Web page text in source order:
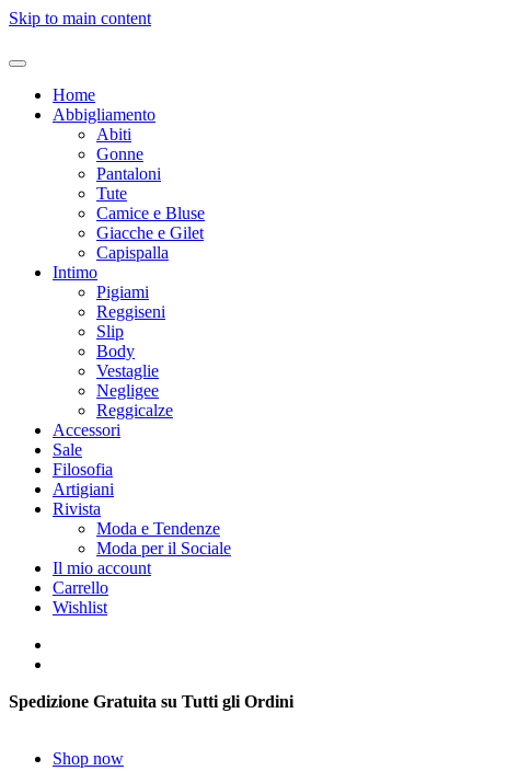
Skip to main content
Home
Abbigliamento
Abiti
Gonne
Pantaloni
Tute
Camice e Bluse
Giacche e Gilet
Capispalla
Intimo
Pigiami
Reggiseni
Slip
Body
Vestaglie
Negligee
Reggicalze
Accessori
Sale
Filosofia
Artigiani
Rivista
Moda e Tendenze
Moda per il Sociale
Il mio account
Carrello
Wishlist
Spedizione Gratuita su Tutti gli Ordini
Shop now